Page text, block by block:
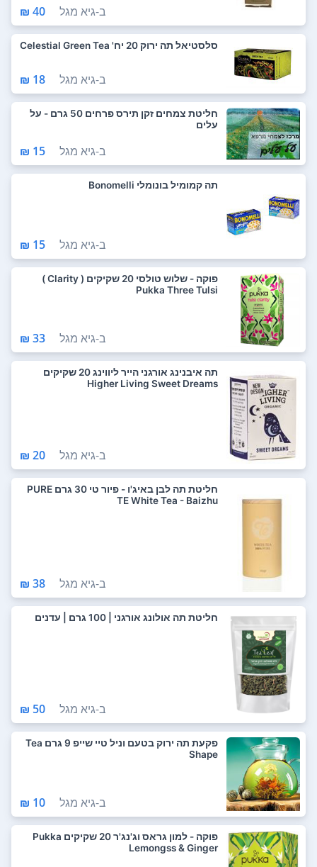
ב-גיא מגל 40 ₪
סלסטיאל תה ירוק 20 יח' Celestial Green Tea
ב-גיא מגל 18 ₪
חליטת צמחים זקן תירס פרחים 50 גרם - על
עלים
ב-גיא מגל 15 ₪
תה קמומיל בונומלי Bonomelli
ב-גיא מגל 15 ₪
פוקה - שלוש טולסי 20 שקיקים ( Clarity )
Pukka Three Tulsi
ב-גיא מגל 33 ₪
תה איבנינג אורגני הייר ליווינג 20 שקיקים
Higher Living Sweet Dreams
ב-גיא מגל 20 ₪
חליטת תה לבן באיג'ו - פיור טי 30 גרם PURE
TE White Tea - Baizhu
ב-גיא מגל 38 ₪
חליטת תה אולונג אורגני | 100 גרם | עדנים
ב-גיא מגל 50 ₪
פקעת תה ירוק בטעם וניל טיי שייפ 9 גרם Tea
Shape
ב-גיא מגל 10 ₪
פוקה - למון גראס וג'נג'ר 20 שקיקים Pukka
Lemongss & Ginger